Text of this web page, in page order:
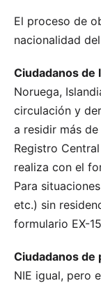
El proceso de
nacionalidad
Ciudadanos de
Noruega,
circulación y
a residir más
Registro
realiza con el
Para
etc.) sin
formulario EX-
Ciudadanos de
NIE igual, pero